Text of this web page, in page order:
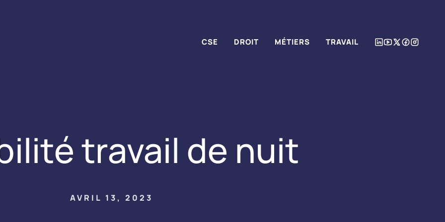
CSE DROIT MÉTIERS TRAVAIL
travail de nuit
AVRIL 13, 2023